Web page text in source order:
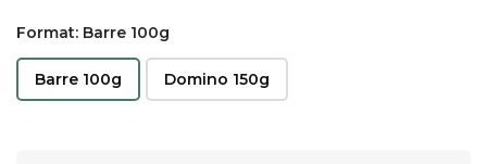
Format: Barre 100g
Barre 100g Domino 150g